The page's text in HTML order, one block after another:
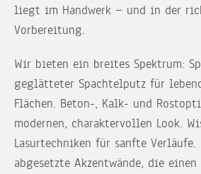
liegt im Handwerk — und in der
Vorbereitung.
Wir bieten ein breites Spektrum:
geglätteter Spachtelputz für
Flächen. Beton-, Kalk- und
modernen, charaktervollen Look.
Lasurtechniken für sanfte Verläufe.
abgesetzte Akzentwände, die